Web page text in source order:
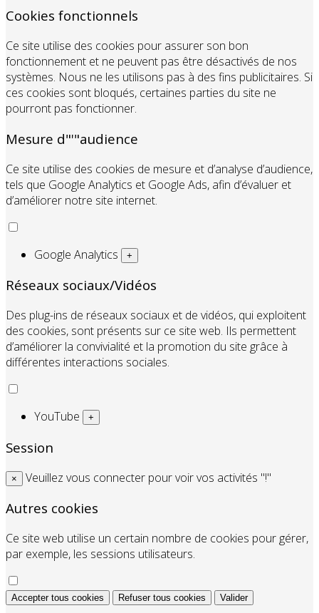
Cookies fonctionnels
Ce site utilise des cookies pour assurer son bon
fonctionnement et ne peuvent pas être désactivés de nos
systèmes. Nous ne les utilisons pas à des fins publicitaires. Si
ces cookies sont bloqués, certaines parties du site ne
pourront pas fonctionner.
Mesure d"'"audience
Ce site utilise des cookies de mesure et d’analyse d’audience,
tels que Google Analytics et Google Ads, afin d’évaluer et
d’améliorer notre site internet.
Google Analytics +
Réseaux sociaux/Vidéos
Des plug-ins de réseaux sociaux et de vidéos, qui exploitent
des cookies, sont présents sur ce site web. Ils permettent
d’améliorer la convivialité et la promotion du site grâce à
différentes interactions sociales.
YouTube +
Session
× Veuillez vous connecter pour voir vos activités "!"
Autres cookies
Ce site web utilise un certain nombre de cookies pour gérer,
par exemple, les sessions utilisateurs.
Accepter tous cookies Refuser tous cookies Valider